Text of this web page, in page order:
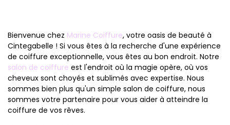
Bienvenue chez Marine Coiffure, votre oasis de beauté à
Cintegabelle ! Si vous êtes à la recherche d'une expérience
de coiffure exceptionnelle, vous êtes au bon endroit. Notre
salon de coiffure est l'endroit où la magie opère, où vos
cheveux sont choyés et sublimés avec expertise. Nous
sommes bien plus qu'un simple salon de coiffure, nous
sommes votre partenaire pour vous aider à atteindre la
coiffure de vos rêves.